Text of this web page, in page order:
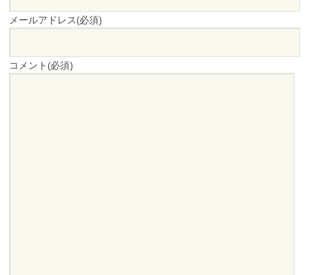
メールアドレス(必須)
コメント(必須)